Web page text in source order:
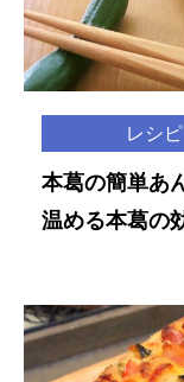
レシピ
本葛の簡単あ
温める本葛の